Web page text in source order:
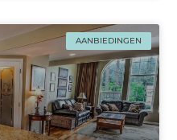
AANBIEDINGEN